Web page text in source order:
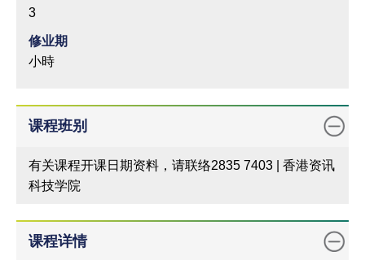
3
修业期
小時
课程班别
有关课程开课日期资料，请联络2835 7403 | 香港资讯
科技学院
课程详情